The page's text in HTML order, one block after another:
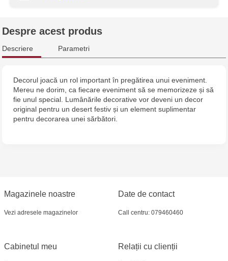
Crafti Botanica - bd. Decebal, 139
Crafti Buiucani - str. Alba Iulia, 77/18
Crafti Ciocana - str. Alecu Russo, 61/6
Multistore Centru - bd. Cantemir, 6
Crafti Comrat - str Pobeda,48
182
Despre acest produs
Descriere Parametri
Decorul joacă un rol important în pregătirea unui eveniment.
Mereu ne dorim, ca fiecare eveniment să se memorizeze și să
fie unul special. Lumânările decorative vor deveni un decor
original pentru un desert festiv și un element suplimentar
pentru decorarea unei sărbători.
Magazinele noastre
Vezi adresele magazinelor
Relații cu clienții
Cabinetul meu
Date de contact
Call centru: 079460460